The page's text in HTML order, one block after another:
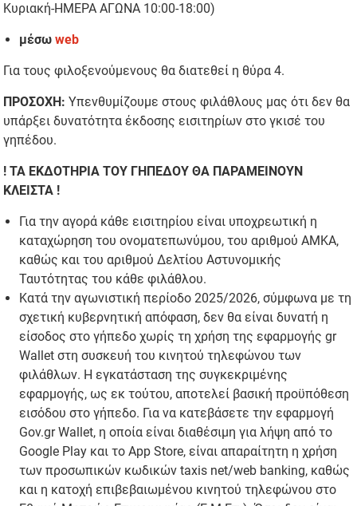
Κυριακή-ΗΜΕΡΑ ΑΓΩΝΑ 10:00-18:00)
μέσωweb
Για τους φιλοξενούμενους θα διατεθεί η θύρα 4.
ΠΡΟΣΟΧΗ: Υπενθυμίζουμε στους φιλάθλους μας ότι δεν θα
υπάρξει δυνατότητα έκδοσης εισιτηρίων στο γκισέ του
γηπέδου.
! ΤΑ ΕΚΔΟΤΗΡΙΑ ΤΟΥ ΓΗΠΕΔΟΥ ΘΑ ΠΑΡΑΜΕΙΝΟΥΝ
ΚΛΕΙΣΤΑ !
Για την αγορά κάθε εισιτηρίου είναι υποχρεωτική η
καταχώρηση του ονοματεπωνύμου, του αριθμού ΑΜΚΑ,
καθώς και του αριθμού Δελτίου Αστυνομικής
Ταυτότητας του κάθε φιλάθλου.
Κατά την αγωνιστική περίοδο 2025/2026, σύμφωνα με τη
σχετική κυβερνητική απόφαση, δεν θα είναι δυνατή η
είσοδος στο γήπεδο χωρίς τη χρήση της εφαρμογής gr
Wallet στη συσκευή του κινητού τηλεφώνου των
φιλάθλων. Η εγκατάσταση της συγκεκριμένης
εφαρμογής, ως εκ τούτου, αποτελεί βασική προϋπόθεση
εισόδου στο γήπεδο. Για να κατεβάσετε την εφαρμογή
Gov.gr Wallet, η οποία είναι διαθέσιμη για λήψη από το
Google Play και το App Store, είναι απαραίτητη η χρήση
των προσωπικών κωδικών taxis net/web banking, καθώς
και η κατοχή επιβεβαιωμένου κινητού τηλεφώνου στο